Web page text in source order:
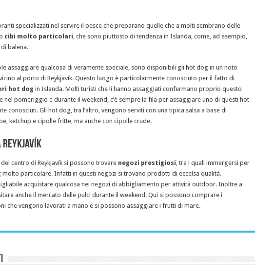
specializzati nel servire il pesce che preparano quelle che a molti sembrano delle
cibi molto particolari, che sono piuttosto di tendenza in Islanda, come, ad esempio,
balena.
assaggiare qualcosa di veramente speciale, sono disponibili gli hot dog in un noto
al porto di Reykjavík. Questo luogo è particolarmente conosciuto per il fatto di
hot dog in Islanda. Molti turisti che li hanno assaggiati confermano proprio questo
nel pomeriggio e durante il weekend, c’è sempre la fila per assaggiare uno di questi hot
conosciuti. Gli hot dog, tra l’altro, vengono serviti con una tipica salsa a base di
ketchup e cipolle fritte, ma anche con cipolle crude.
Reykjavík
centro di Reykjavík si possono trovare negozi prestigiosi, tra i quali immergersi per
particolare. Infatti in questi negozi si trovano prodotti di eccelsa qualità.
acquistare qualcosa nei negozi di abbigliamento per attività outdoor. Inoltre a
anche il mercato delle pulci durante il weekend. Qui si possono comprare i
che vengono lavorati a mano e si possono assaggiare i frutti di mare.